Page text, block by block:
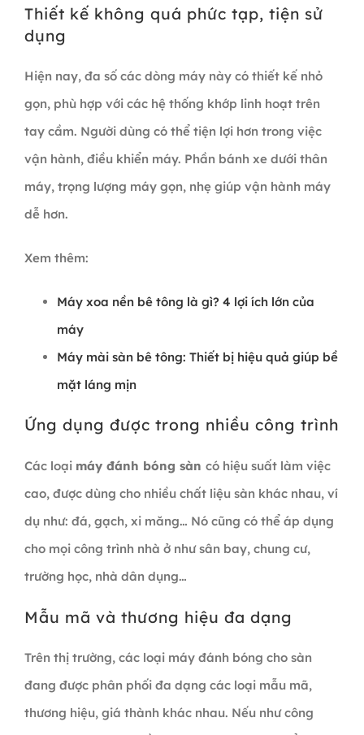
Thiết kế không quá phức tạp, tiện sử
dụng
Hiện nay, đa số các dòng máy này có thiết kế nhỏ
gọn, phù hợp với các hệ thống khớp linh hoạt trên
tay cầm. Người dùng có thể tiện lợi hơn trong việc
vận hành, điều khiển máy. Phần bánh xe dưới thân
máy, trọng lượng máy gọn, nhẹ giúp vận hành máy
dễ hơn.
Xem thêm:
Máy xoa nền bê tông là gì? 4 lợi ích lớn của
máy
Máy mài sàn bê tông: Thiết bị hiệu quả giúp bề
mặt láng mịn
Ứng dụng được trong nhiều công trình
Các loại máy đánh bóng sàn có hiệu suất làm việc
cao, được dùng cho nhiều chất liệu sàn khác nhau, ví
dụ như: đá, gạch, xi măng… Nó cũng có thể áp dụng
cho mọi công trình nhà ở như sân bay, chung cư,
trường học, nhà dân dụng…
Mẫu mã và thương hiệu đa dạng
Trên thị trường, các loại máy đánh bóng cho sàn
đang được phân phối đa dạng các loại mẫu mã,
thương hiệu, giá thành khác nhau. Nếu như công